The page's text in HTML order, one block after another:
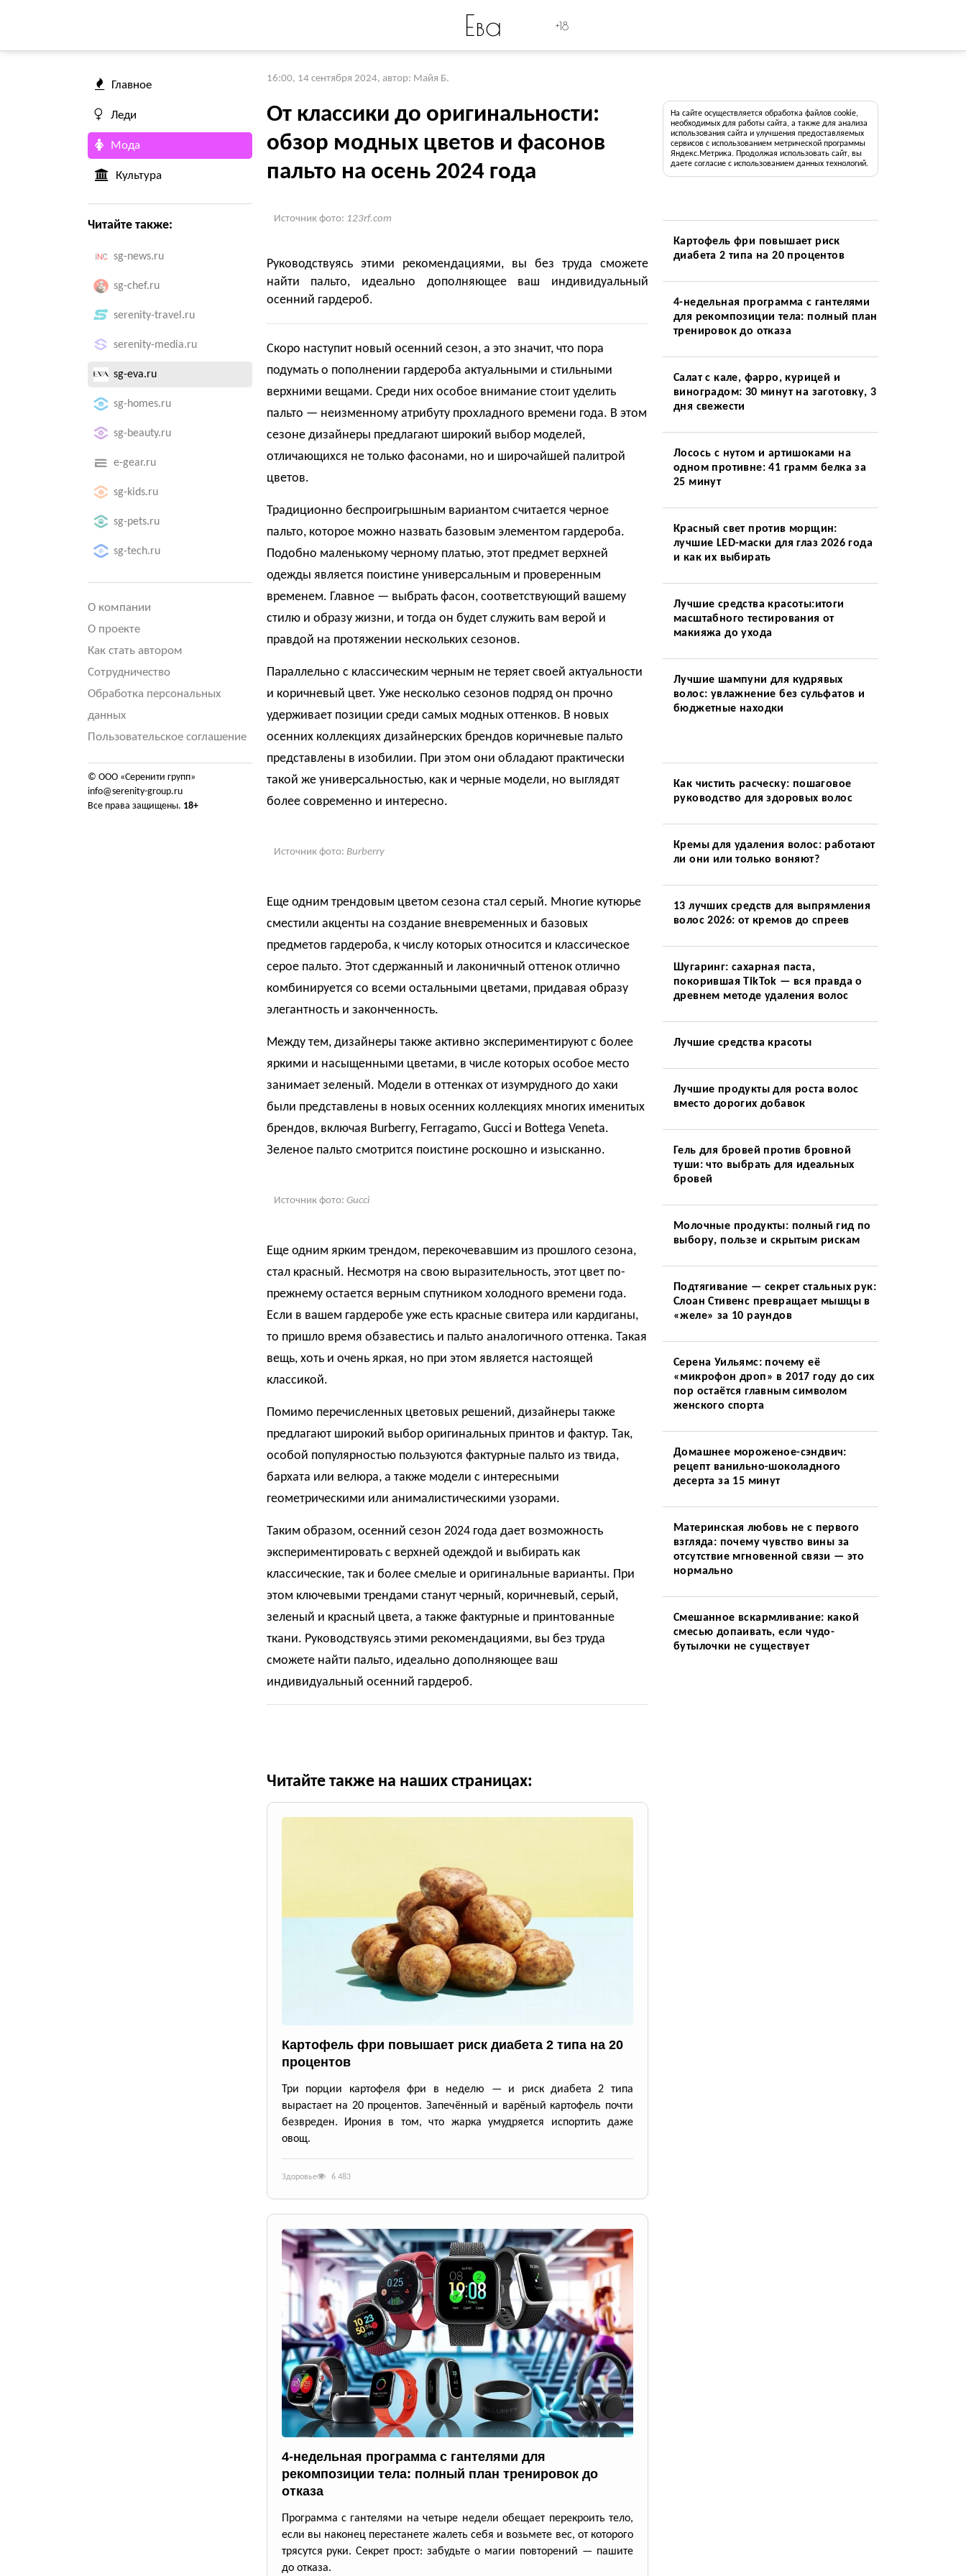
Ева +18
Главное
Леди
Мода
Культура
Читайте также:
sg-news.ru
sg-chef.ru
serenity-travel.ru
serenity-media.ru
sg-eva.ru
sg-homes.ru
sg-beauty.ru
e-gear.ru
sg-kids.ru
sg-pets.ru
sg-tech.ru
О компании
О проекте
Как стать автором
Сотрудничество
Обработка персональных
данных
Пользовательское соглашение
© ООО «Серенити групп»
info@serenity-group.ru
Все права защищены. 18+
16:00, 14 сентября 2024, автор: Майя Б.
От классики до оригинальности:
обзор модных цветов и фасонов
пальто на осень 2024 года
Источник фото: 123rf.com
Руководствуясь этими рекомендациями, вы без труда сможете
найти пальто, идеально дополняющее ваш индивидуальный
осенний гардероб.
Скоро наступит новый осенний сезон, а это значит, что пора
подумать о пополнении гардероба актуальными и стильными
верхними вещами. Среди них особое внимание стоит уделить
пальто — неизменному атрибуту прохладного времени года. В этом
сезоне дизайнеры предлагают широкий выбор моделей,
отличающихся не только фасонами, но и широчайшей палитрой
цветов.
Традиционно беспроигрышным вариантом считается черное
пальто, которое можно назвать базовым элементом гардероба.
Подобно маленькому черному платью, этот предмет верхней
одежды является поистине универсальным и проверенным
временем. Главное — выбрать фасон, соответствующий вашему
стилю и образу жизни, и тогда он будет служить вам верой и
правдой на протяжении нескольких сезонов.
Параллельно с классическим черным не теряет своей актуальности
и коричневый цвет. Уже несколько сезонов подряд он прочно
удерживает позиции среди самых модных оттенков. В новых
осенних коллекциях дизайнерских брендов коричневые пальто
представлены в изобилии. При этом они обладают практически
такой же универсальностью, как и черные модели, но выглядят
более современно и интересно.
Источник фото: Burberry
Еще одним трендовым цветом сезона стал серый. Многие кутюрье
сместили акценты на создание вневременных и базовых
предметов гардероба, к числу которых относится и классическое
серое пальто. Этот сдержанный и лаконичный оттенок отлично
комбинируется со всеми остальными цветами, придавая образу
элегантность и законченность.
Между тем, дизайнеры также активно экспериментируют с более
яркими и насыщенными цветами, в числе которых особое место
занимает зеленый. Модели в оттенках от изумрудного до хаки
были представлены в новых осенних коллекциях многих именитых
брендов, включая Burberry, Ferragamo, Gucci и Bottega Veneta.
Зеленое пальто смотрится поистине роскошно и изысканно.
Источник фото: Gucci
Еще одним ярким трендом, перекочевавшим из прошлого сезона,
стал красный. Несмотря на свою выразительность, этот цвет по-
прежнему остается верным спутником холодного времени года.
Если в вашем гардеробе уже есть красные свитера или кардиганы,
то пришло время обзавестись и пальто аналогичного оттенка. Такая
вещь, хоть и очень яркая, но при этом является настоящей
классикой.
Помимо перечисленных цветовых решений, дизайнеры также
предлагают широкий выбор оригинальных принтов и фактур. Так,
особой популярностью пользуются фактурные пальто из твида,
бархата или велюра, а также модели с интересными
геометрическими или анималистическими узорами.
Таким образом, осенний сезон 2024 года дает возможность
экспериментировать с верхней одеждой и выбирать как
классические, так и более смелые и оригинальные варианты. При
этом ключевыми трендами станут черный, коричневый, серый,
зеленый и красный цвета, а также фактурные и принтованные
ткани. Руководствуясь этими рекомендациями, вы без труда
сможете найти пальто, идеально дополняющее ваш
индивидуальный осенний гардероб.
Читайте также на наших страницах:
Картофель фри повышает риск диабета 2 типа на 20
процентов
Три порции картофеля фри в неделю — и риск диабета 2 типа
вырастает на 20 процентов. Запечённый и варёный картофель почти
безвреден. Ирония в том, что жарка умудряется испортить даже
овощ.
Здоровье 6 483
4-недельная программа с гантелями для
рекомпозиции тела: полный план тренировок до
отказа
Программа с гантелями на четыре недели обещает перекроить тело,
если вы наконец перестанете жалеть себя и возьмете вес, от которого
трясутся руки. Секрет прост: забудьте о магии повторений — пашите
до отказа.
На сайте осуществляется обработка файлов cookie,
необходимых для работы сайта, а также для анализа
использования сайта и улучшения предоставляемых
сервисов с использованием метрической программы
Яндекс.Метрика. Продолжая использовать сайт, вы
даете согласие с использованием данных технологий.
Картофель фри повышает риск
диабета 2 типа на 20 процентов
4-недельная программа с гантелями
для рекомпозиции тела: полный план
тренировок до отказа
Салат с кале, фарро, курицей и
виноградом: 30 минут на заготовку, 3
дня свежести
Лосось с нутом и артишоками на
одном противне: 41 грамм белка за
25 минут
Красный свет против морщин:
лучшие LED-маски для глаз 2026 года
и как их выбирать
Лучшие средства красоты:итоги
масштабного тестирования от
макияжа до ухода
Лучшие шампуни для кудрявых
волос: увлажнение без сульфатов и
бюджетные находки
Как чистить расческу: пошаговое
руководство для здоровых волос
Кремы для удаления волос: работают
ли они или только воняют?
13 лучших средств для выпрямления
волос 2026: от кремов до спреев
Шугаринг: сахарная паста,
покорившая TikTok — вся правда о
древнем методе удаления волос
Лучшие средства красоты
Лучшие продукты для роста волос
вместо дорогих добавок
Гель для бровей против бровной
туши: что выбрать для идеальных
бровей
Молочные продукты: полный гид по
выбору, пользе и скрытым рискам
Подтягивание — секрет стальных рук:
Слоан Стивенс превращает мышцы в
«желе» за 10 раундов
Серена Уильямс: почему её
«микрофон дроп» в 2017 году до сих
пор остаётся главным символом
женского спорта
Домашнее мороженое-сэндвич:
рецепт ванильно-шоколадного
десерта за 15 минут
Материнская любовь не с первого
взгляда: почему чувство вины за
отсутствие мгновенной связи — это
нормально
Смешанное вскармливание: какой
смесью допаивать, если чудо-
бутылочки не существует